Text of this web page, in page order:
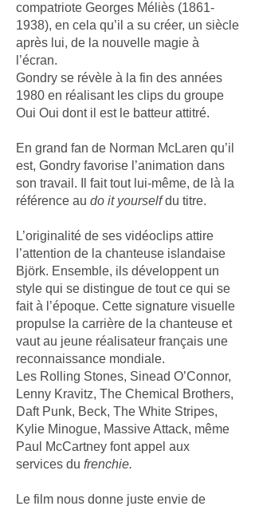
compatriote Georges Méliès (1861-
1938), en cela qu’il a su créer, un siècle
après lui, de la nouvelle magie à
l’écran.
Gondry se révèle à la fin des années
1980 en réalisant les clips du groupe
Oui Oui dont il est le batteur attitré.
En grand fan de Norman McLaren qu’il
est, Gondry favorise l’animation dans
son travail. Il fait tout lui-même, de là la
référence au do it yourselfdu titre.
L’originalité de ses vidéoclips attire
l’attention de la chanteuse islandaise
Björk. Ensemble, ils développent un
style qui se distingue de tout ce qui se
fait à l’époque. Cette signature visuelle
propulse la carrière de la chanteuse et
vaut au jeune réalisateur français une
reconnaissance mondiale.
Les Rolling Stones, Sinead O’Connor,
Lenny Kravitz, The Chemical Brothers,
Daft Punk, Beck, The White Stripes,
Kylie Minogue, Massive Attack, même
Paul McCartney font appel aux
services du frenchie.
Le film nous donne juste envie de